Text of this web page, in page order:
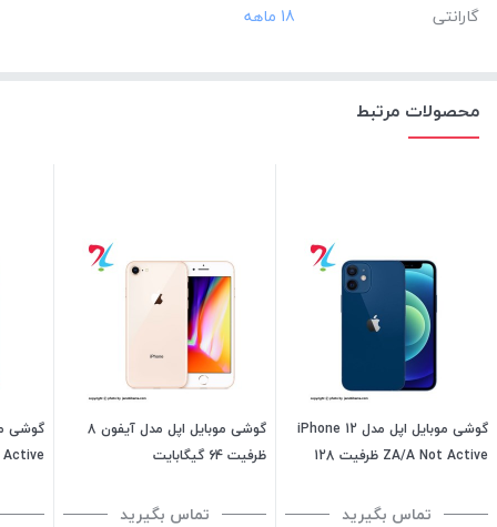
گارانتی
‎18 ماهه
محصولات مرتبط
گوشی موبایل اپل مدل iPhone 12
ZA/A Not Active ظرفیت 128
تماس بگیرید
گوشی موبایل اپل مدل آیفون 8
ظرفیت 64 گیگابایت
تماس بگیرید